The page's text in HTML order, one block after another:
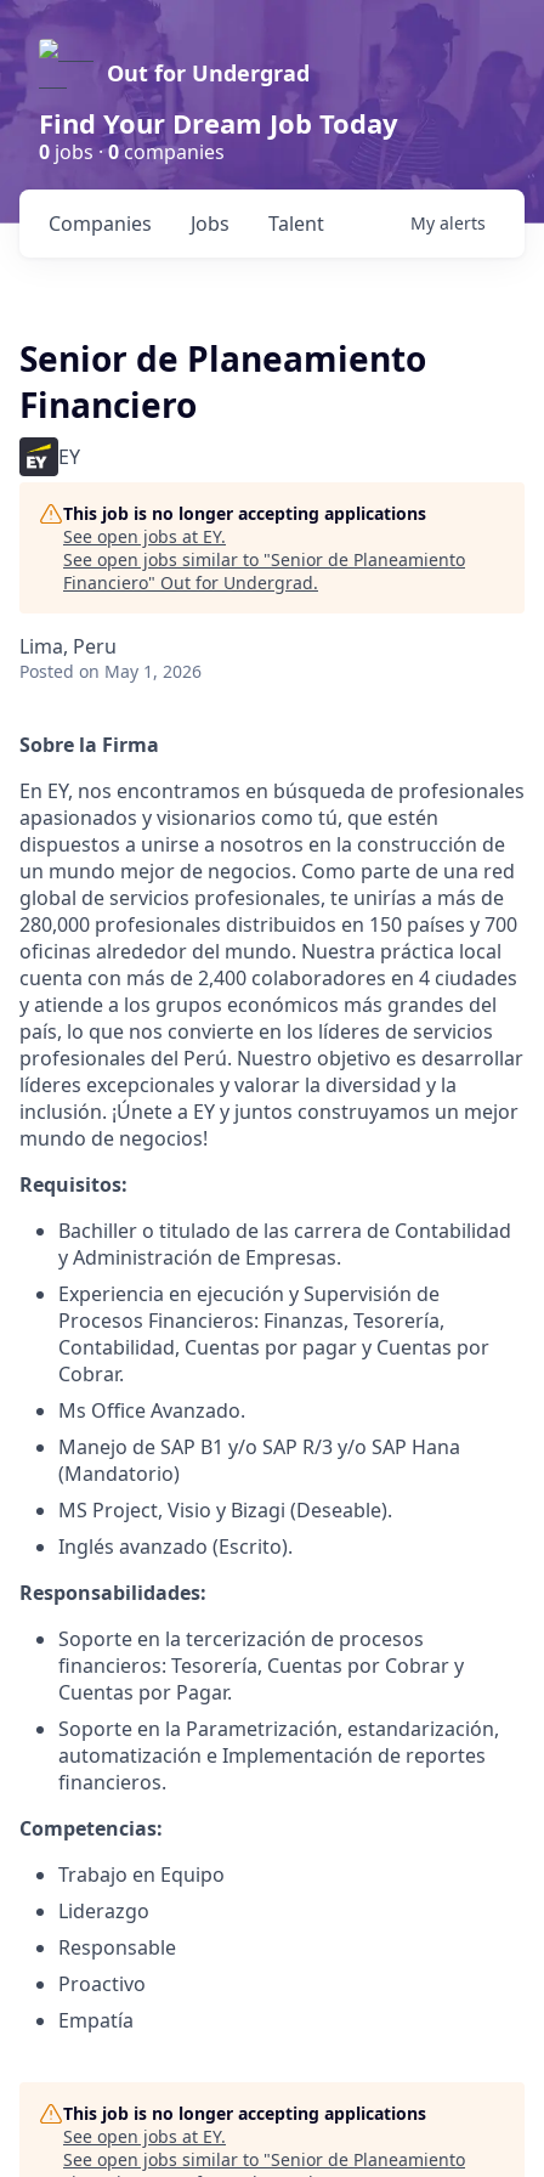
Out for Undergrad
Find Your Dream Job Today
0 jobs ·0companies
Jobs
Companies Talent My alerts
Senior de Planeamiento
Financiero
EY
This job is no longer accepting applications
See open jobs at EY.
See open jobs similar to "Senior de Planeamiento
Financiero" Out for Undergrad.
Lima, Peru
Posted on May 1, 2026
Sobre la Firma
En EY, nos encontramos en búsqueda de profesionales
apasionados y visionarios como tú, que estén
dispuestos a unirse a nosotros en la construcción de
un mundo mejor de negocios. Como parte de una red
global de servicios profesionales, te unirías a más de
280,000 profesionales distribuidos en 150 países y 700
oficinas alrededor del mundo. Nuestra práctica local
cuenta con más de 2,400 colaboradores en 4 ciudades
y atiende a los grupos económicos más grandes del
país, lo que nos convierte en los líderes de servicios
profesionales del Perú. Nuestro objetivo es desarrollar
líderes excepcionales y valorar la diversidad y la
inclusión. ¡Únete a EY y juntos construyamos un mejor
mundo de negocios!
Requisitos:
Bachiller o titulado de las carrera de Contabilidad
y Administración de Empresas.
Experiencia en ejecución y Supervisión de
Procesos Financieros: Finanzas, Tesorería,
Contabilidad, Cuentas por pagar y Cuentas por
Cobrar.
Ms Office Avanzado.
Manejo de SAP B1 y/o SAP R/3 y/o SAP Hana
(Mandatorio)
MS Project, Visio y Bizagi (Deseable).
Inglés avanzado (Escrito).
Responsabilidades:
Soporte en la tercerización de procesos
financieros: Tesorería, Cuentas por Cobrar y
Cuentas por Pagar.
Soporte en la Parametrización, estandarización,
automatización e Implementación de reportes
financieros.
Competencias:
Trabajo en Equipo
Liderazgo
Responsable
Proactivo
Empatía
This job is no longer accepting applications
See open jobs at EY.
See open jobs similar to "Senior de Planeamiento